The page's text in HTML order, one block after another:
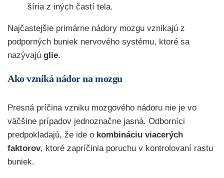
šíria z iných častí tela.
Najčastejšie primárne nádory mozgu vznikajú z
podporných buniek nervového systému, ktoré sa
nazývajú glie.
Ako vzniká nádor na mozgu
Presná príčina vzniku mozgového nádoru nie je vo
väčšine prípadov jednoznačne jasná. Odborníci
predpokladajú, že ide o kombináciu viacerých
faktorov, ktoré zapríčinia poruchu v kontrolovaní rastu
buniek.